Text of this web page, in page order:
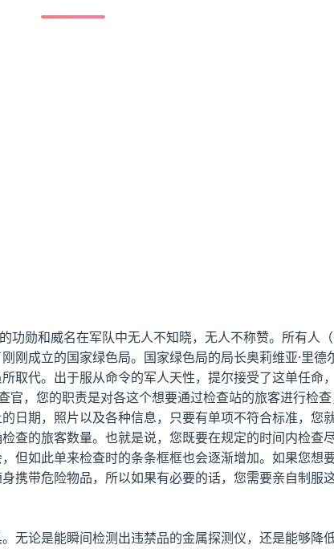
功勋和威名在军队中无人不知晓，无人不称赞。所有人
刚成立的国家绿色局。国家绿色局的局长奥莉维亚·里
取代。出于服从命令的军人天性，提尔接受了这单任命
，您的职责是对各这个想要通过检查站的旅客进行检
日期，照片以及各种信息，只要有单项不符合标准，您
查的旅客数量。也就是说，您既要在规定的时间内检查
如此单来检查时的条条框框也会逐渐增加。如果您想
携带危险物品，所以如果有必要的话，您需要亲自制服
无论是能瞬间检测出违禁品的金属探测仪，还是能够降